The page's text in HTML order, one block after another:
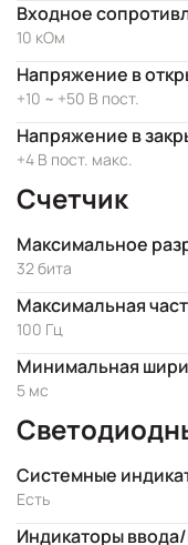
Входное
10 кОм
Напряжение в
+10 ~ +50 В пост.
Напряжение в
+4 В пост. макс.
Счетчик
Максимальное
32 бита
Максимальная
100 Гц
Минимальная
5 мс
Системные
Есть
Индикаторы